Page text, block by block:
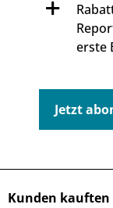
erste
Jetzt
Kunden kauften